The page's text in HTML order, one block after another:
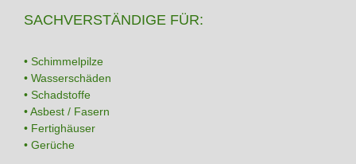
SACHVERSTÄNDIGE FÜR:
• Schimmelpilze
• Wasserschäden
• Schadstoffe
• Asbest / Fasern
• Fertighäuser
• Gerüche